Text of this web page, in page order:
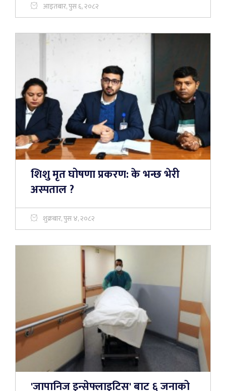
आइतबार, पुस ६, २०८२
शिशु मृत घोषणा प्रकरण: के भन्छ भेरी
अस्पताल ?
शुक्रबार, पुस ४, २०८२
'जापानिज इन्सेफ्लाइटिस' बाट ६ जनाको